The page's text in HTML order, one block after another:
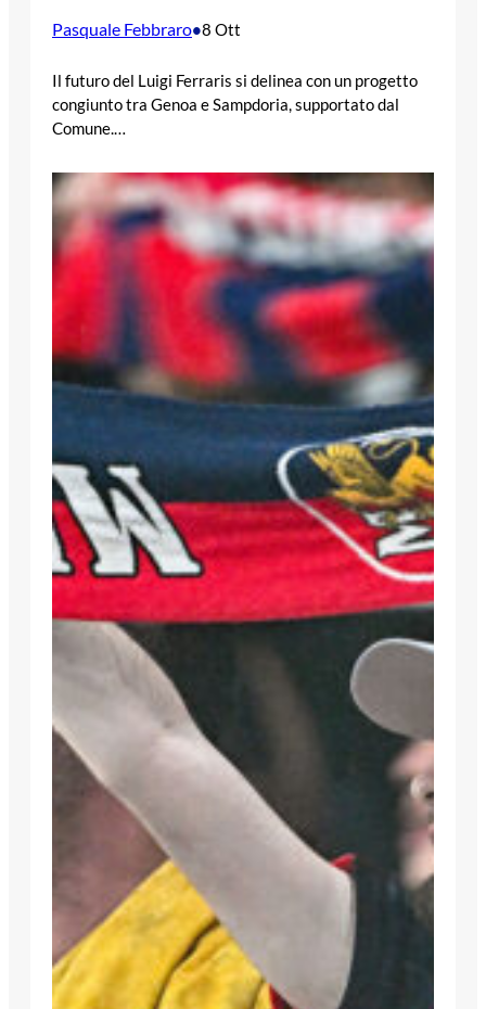
Pasquale Febbraro•8 Ott
Il futuro del Luigi Ferraris si delinea con un progetto
congiunto tra Genoa e Sampdoria, supportato dal
Comune.…